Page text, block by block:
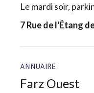
Le mardi soir,
7 Rue de l'Étang
ANNUAIRE
Farz Ouest